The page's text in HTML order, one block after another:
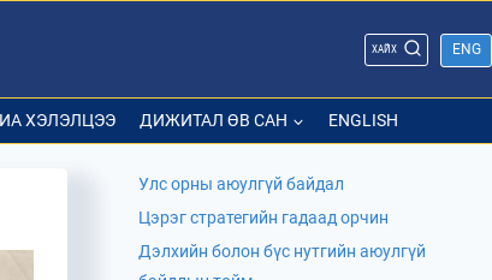
ХАЙХ ENG
ХЭЛЭЛЦЭЭ ДИЖИТАЛ ӨВ САН ENGLISH
Улс орны аюулгүй байдал
Цэрэг стратегийн гадаад орчин
Дэлхийн болон бүс нутгийн аюулгүй